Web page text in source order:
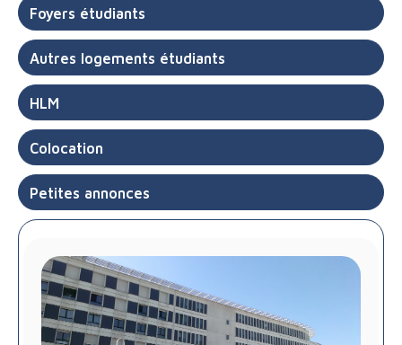
Foyers étudiants
Autres logements étudiants
HLM
Colocation
Petites annonces